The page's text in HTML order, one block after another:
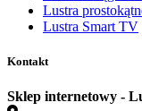
Lustra
Lustra Smart TV
Kontakt
Sklep internetowy -